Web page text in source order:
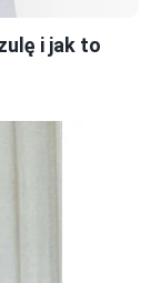
i jak to